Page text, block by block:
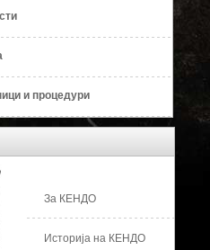
и процедури
За КЕНДО
Историја на КЕНДО